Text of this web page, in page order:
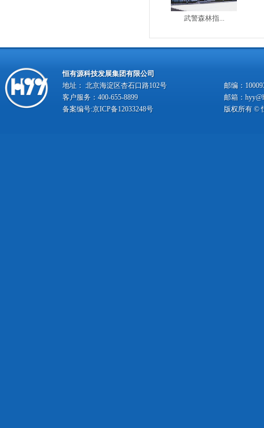
武警森林指...
恒有源科技发展集团有限公司
地址： 北京海淀区杏石口路102号
邮编：
客户服务：400-655-8899
邮箱：
备案编号:京ICP备12033248号 版权所有 ©